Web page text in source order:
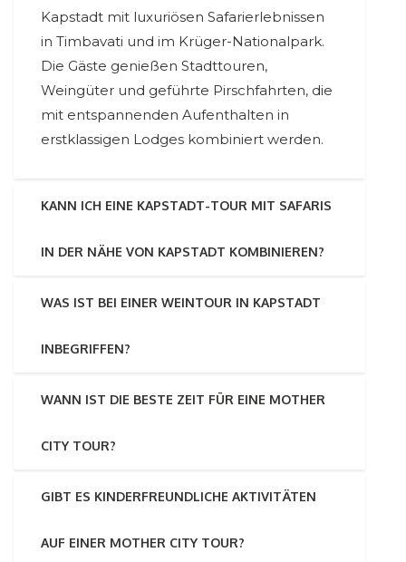
Kapstadt mit luxuriösen Safarierlebnissen
in Timbavati und im Krüger-Nationalpark.
Die Gäste genießen Stadttouren,
Weingüter und geführte Pirschfahrten, die
mit entspannenden Aufenthalten in
erstklassigen Lodges kombiniert werden.
KANN ICH EINE KAPSTADT-TOUR MIT SAFARIS
IN DER NÄHE VON KAPSTADT KOMBINIEREN?
WAS IST BEI EINER WEINTOUR IN KAPSTADT
INBEGRIFFEN?
WANN IST DIE BESTE ZEIT FÜR EINE MOTHER
CITY TOUR?
GIBT ES KINDERFREUNDLICHE AKTIVITÄTEN
AUF EINER MOTHER CITY TOUR?